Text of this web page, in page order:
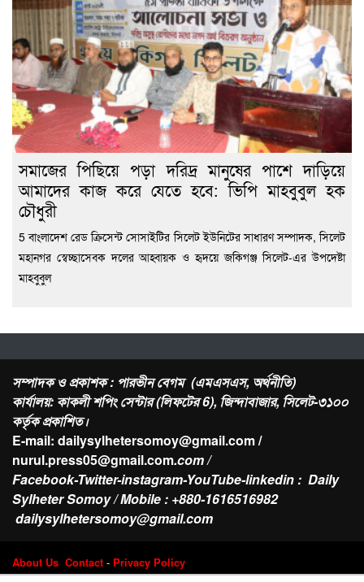
সমাজের পিছিয়ে পড়া দরিদ্র মানুষের পাশে দাড়িয়ে
আমাদের কাজ করে যেতে হবে: ভিপি মাহবুবুল হক
চৌধুরী
5 বাংলাদেশ রেড ক্রিসেন্ট সোসাইটির সিলেট ইউনিটের সাধারণ সম্পাদক, সিলেট
মহানগর স্বেচ্ছাসেবক দলের আহ্বায়ক ও হৃদয়ে জকিগঞ্জ সিলেট-এর উপদেষ্টা
মাহবুবুল
সম্পাদক ও প্রকাশক : পারভীন বেগম (এমএসএস, অর্থনীতি)
কার্যালয়: কাকলী শপিং সেন্টার (লিফটের 6), জিন্দাবাজার, সিলেট-৩১০০
কর্তৃক প্রকাশিত।
E-mail: dailysylhetersomoy@gmail.com /
nurul.press05@gmail.com.com /
Facebook-Twitter-instagram-YouTube-linkedin : Daily
Sylheter Somoy / Mobile : +880-1616516982
dailysylhetersomoy@gmail.com
About Us Contact - Privacy Policy
Design & Developed byWeb Nest